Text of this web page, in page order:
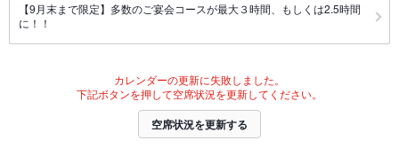
【9月末まで限定】多数のご宴会コースが最大３時間、もしくは2.5時間
に！！
カレンダーの更新に失敗しました。
下記ボタンを押して空席状況を更新してください。
空席状況を更新する